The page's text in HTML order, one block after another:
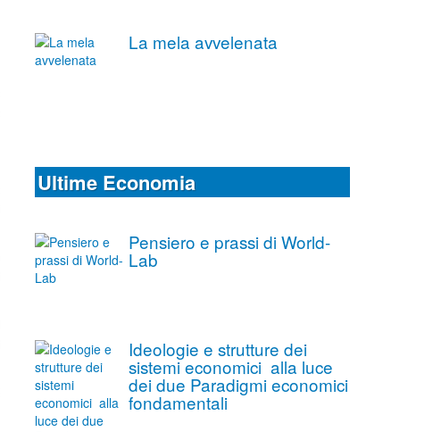
La mela avvelenata
Ultime Economia
Pensiero e prassi di World-
Lab
Ideologie e strutture dei
sistemi economici alla luce
dei due Paradigmi economici
fondamentali